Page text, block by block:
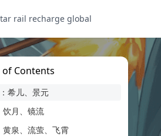
rail recharge global
of Contents
希儿、景元
饮月、镜流
黄泉、流萤、飞霄